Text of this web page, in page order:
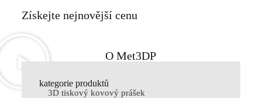
Získejte nejnovější cenu
O Met3DP
kategorie produktů
3D tiskový kovový prášek